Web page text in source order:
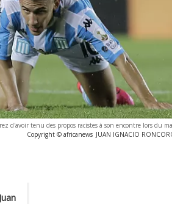
d'avoir tenu des propos racistes à son encontre lors du
Copyright © africanews JUAN IGNACIO